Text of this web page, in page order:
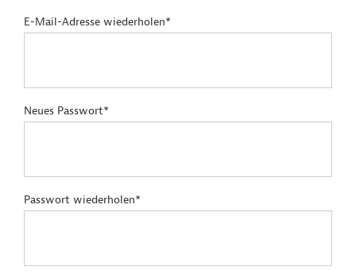
E-Mail-Adresse wiederholen*
Neues Passwort*
Passwort wiederholen*